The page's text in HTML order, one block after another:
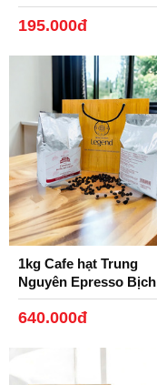
195.000đ
1kg Cafe hạt Trung
Nguyên Epresso Bịch
500gam.
640.000đ